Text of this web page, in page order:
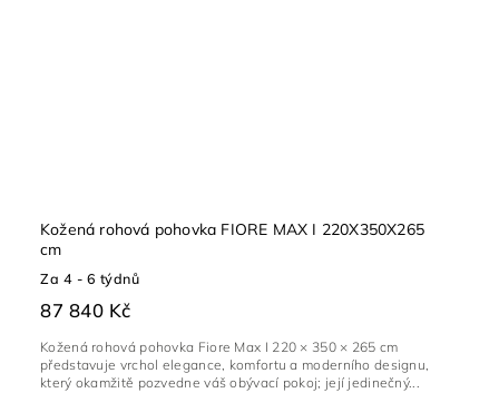
Kožená rohová pohovka FIORE MAX I 220X350X265
cm
Za 4 - 6 týdnů
87 840 Kč
Kožená rohová pohovka Fiore Max I 220 × 350 × 265 cm
představuje vrchol elegance, komfortu a moderního designu,
který okamžitě pozvedne váš obývací pokoj; její jedinečný...